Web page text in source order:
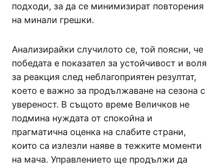
подходи, за да се минимизират повторения
на минали грешки.
Анализирайки случилото се, той поясни, че
победата е показател за устойчивост и воля
за реакция след неблагоприятен резултат,
което е важно за продължаване на сезона с
увереност. В същото време Величков не
подмина нуждата от спокойна и
прагматична оценка на слабите страни,
които са излезли наяве в тежките моменти
на мача. Управлението ще продължи да